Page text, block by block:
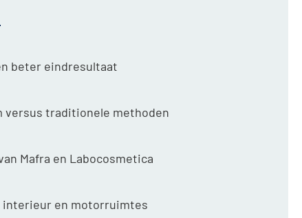
beter eindresultaat
versus traditionele methoden
Mafra en Labocosmetica
interieur en motorruimtes